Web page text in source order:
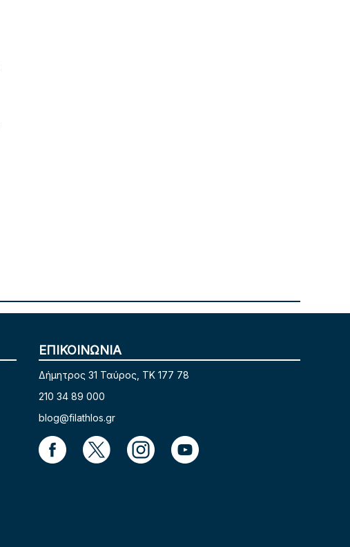
ΕΠΙΚΟΙΝΩΝΙΑ
Δήμητρος 31 Ταύρος, TK 177 78
210 34 89 000
blog@filathlos.gr